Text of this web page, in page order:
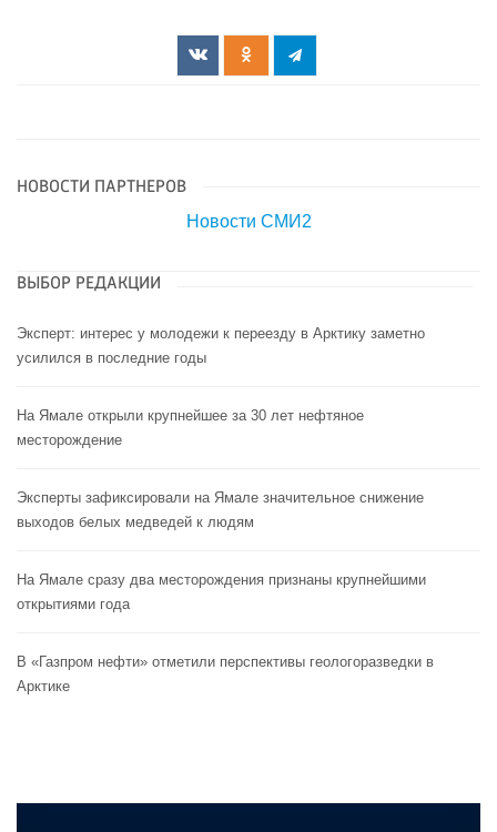
НОВОСТИ ПАРТНЕРОВ
Новости СМИ2
ВЫБОР РЕДАКЦИИ
Эксперт: интерес у молодежи к переезду в Арктику заметно
усилился в последние годы
На Ямале открыли крупнейшее за 30 лет нефтяное
месторождение
Эксперты зафиксировали на Ямале значительное снижение
выходов белых медведей к людям
На Ямале сразу два месторождения признаны крупнейшими
открытиями года
В «Газпром нефти» отметили перспективы геологоразведки в
Арктике